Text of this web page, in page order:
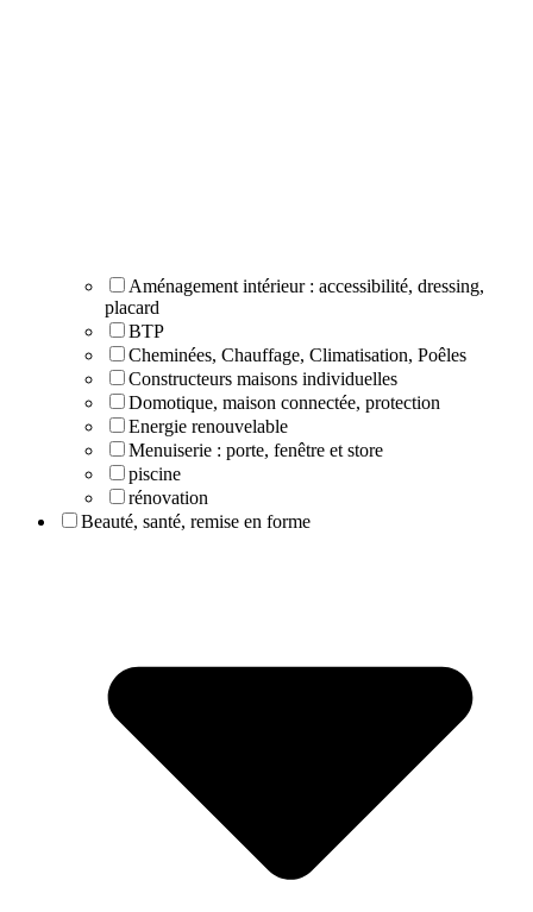
Aménagement intérieur : accessibilité, dressing,
placard
BTP
Cheminées, Chauffage, Climatisation, Poêles
Constructeurs maisons individuelles
Domotique, maison connectée, protection
Energie renouvelable
Menuiserie : porte, fenêtre et store
piscine
rénovation
Beauté, santé, remise en forme